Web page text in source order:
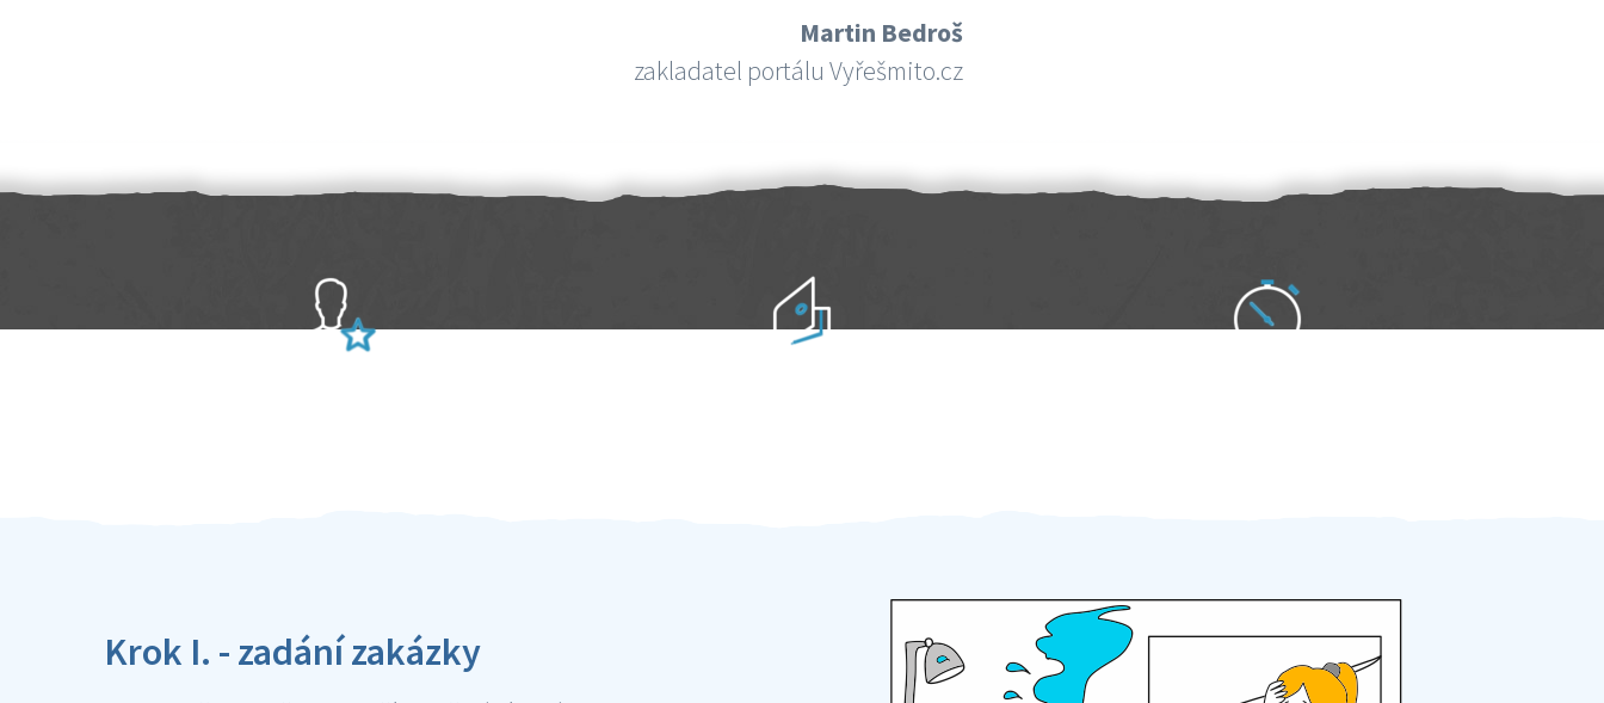
Martin Bedroš
zakladatel portálu Vyřešmito.cz
Krok I. - zadání zakázky